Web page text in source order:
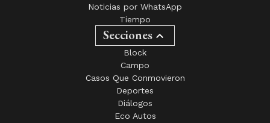
Noticias por WhatsApp
Tiempo
Secciones
Block
Campo
Casos Que Conmovieron
Deportes
Diálogos
Eco Autos